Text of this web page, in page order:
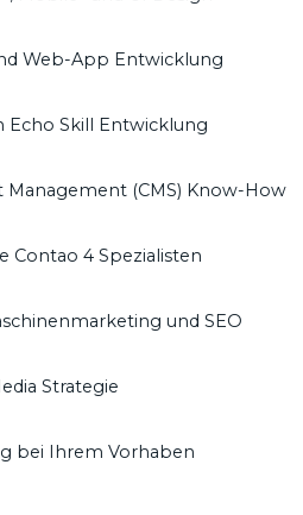
Web-App Entwicklung
Echo Skill Entwicklung
Management (CMS) Know-How
Contao 4 Spezialisten
und SEO
Strategie
bei Ihrem Vorhaben